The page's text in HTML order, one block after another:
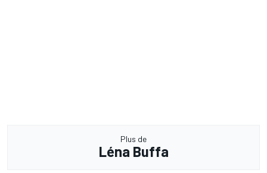
Plus de
Léna Buffa